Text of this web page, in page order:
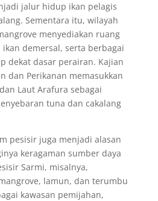
jalur hidup ikan pelagis
Sementara itu, wilayah
menyediakan ruang
demersal, serta berbagai
dekat dasar perairan. Kajian
dan Perikanan memasukkan
Laut Arafura sebagai
tuna dan cakalang
pesisir juga menjadi alasan
keragaman sumber daya
Sarmi, misalnya,
lamun, dan terumbu
kawasan pemijahan,